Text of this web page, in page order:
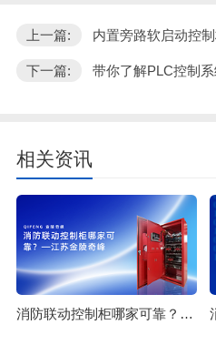
上一篇: 内置旁路软启动控
下一篇: 带你了解PLC控制
相关资讯
消防联动控制柜哪家可靠？-江苏金陵奇峰